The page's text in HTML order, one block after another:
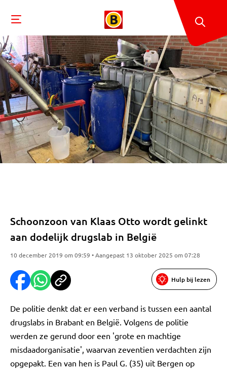
Schoonzoon van Klaas Otto wordt gelinkt
aan dodelijk drugslab in België
10 december 2019 om 09:59 • Aangepast 13 oktober 2025 om 07:28
Hulp bij lezen
De politie denkt dat er een verband is tussen een aantal
drugslabs in Brabant en België. Volgens de politie
werden ze gerund door een 'grote en machtige
misdaadorganisatie', waarvan zeventien verdachten zijn
opgepakt. Een van hen is Paul G. (35) uit Bergen op